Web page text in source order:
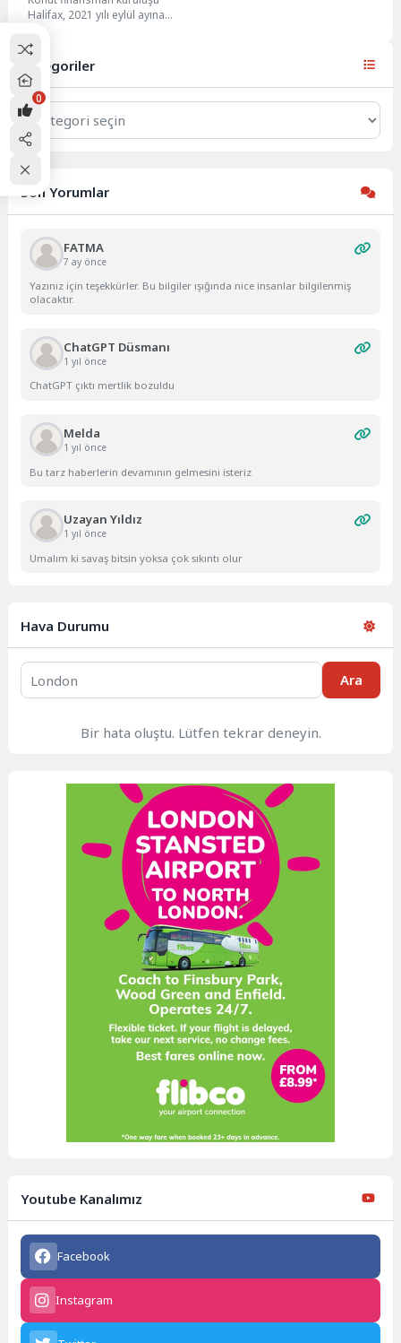
Halifax, 2021 yılı eylül ayına
açıkladı. Buna göre,...
Kategoriler
Kategoriler
Son Yorumlar
FATMA
7 ay önce
Yazınız için teşekkürler. Bu bilgiler ışığında nice insanlar bilgilenmiş
olacaktır.
ChatGPT Düsmanı
1 yıl önce
ChatGPT çıktı mertlik bozuldu
Melda
1 yıl önce
Bu tarz haberlerin devamının gelmesini isteriz
Uzayan Yıldız
1 yıl önce
Umalım ki savaş bitsin yoksa çok sıkıntı olur
Hava Durumu
Ara
Bir hata oluştu. Lütfen tekrar deneyin.
Youtube Kanalımız
Facebook
Instagram
0